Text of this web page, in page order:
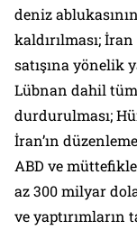
deniz
kaldırılması;
satışına yönelik
Lübnan dahil tüm
durdurulması;
İran’ın
ABD ve
az 300 milyar
ve yaptırımların